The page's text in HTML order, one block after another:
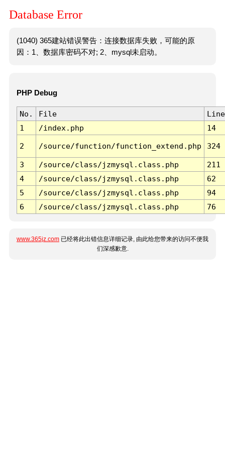
Database Error
(1040) 365建站错误警告：连接数据库失败，可能的原
因：1、数据库密码不对; 2、mysql未启动。
PHP Debug
No. File
Line
1
/index.php 14
2 /source/function/function_extend.php 324
3 /source/class/jzmysql.class.php
211
4
/source/class/jzmysql.class.php
62
5
/source/class/jzmysql.class.php
94
6
/source/class/jzmysql.class.php 76
www.365jz.com 已经将此出错信息详细记录, 由此给您带来的访问不便我
们深感歉意.